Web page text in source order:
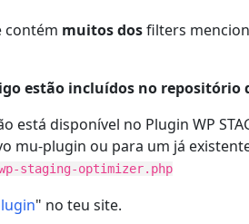
contém muitos dosfilters
estão incluídos no repositório
disponível no Plugin WP
mu-plugin ou para um já
staging-optimizer.php
" no teu site.